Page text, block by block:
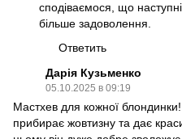
сподіваємося, що
більше задоволення.
Ответить
Дарія Кузьменко
05.10.2025 в 09:19
Мастхев для кожної
прибирає жовтизну та дає